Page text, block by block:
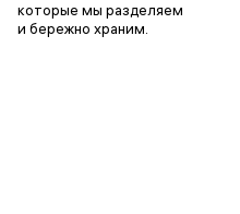
которые мы разделяем
и бережно храним.